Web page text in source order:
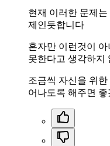
현재 이러한 문제
제인듯합니다
혼자만 이런것이
못한다고 생각하지
조금씩 자신을 위
어나도록 해주면 좋